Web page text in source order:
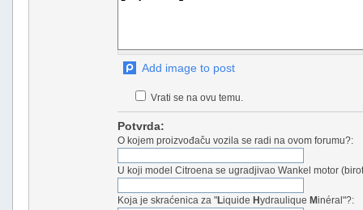
Add image to post
Vrati se na ovu temu.
Potvrda:
O kojem proizvođaču vozila se radi na ovom forumu?:
U koji model Citroena se ugradjivao Wankel motor
Koja je skraćenica za "Liquide Hydraulique Minéral"?: